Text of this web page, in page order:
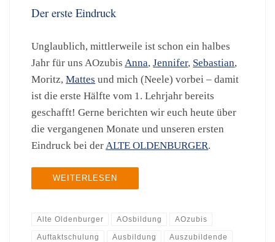
Der erste Eindruck
Unglaublich, mittlerweile ist schon ein halbes
Jahr für uns AOzubisAnna,Jennifer, Sebastian,
Moritz,Mattes und mich (Neele) vorbei – damit
ist die erste Hälfte vom 1. Lehrjahr bereits
geschafft! Gerne berichten wir euch heute über
die vergangenen Monate und unseren ersten
Eindruck bei derALTE OLDENBURGER.
WEITERLESEN
Alte Oldenburger AOsbildung AOzubis
Auftaktschulung Ausbildung Auszubildende